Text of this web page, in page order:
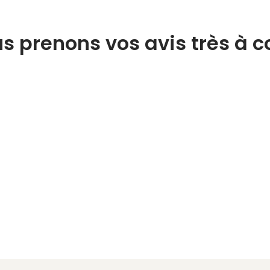
prenons vos avis très à